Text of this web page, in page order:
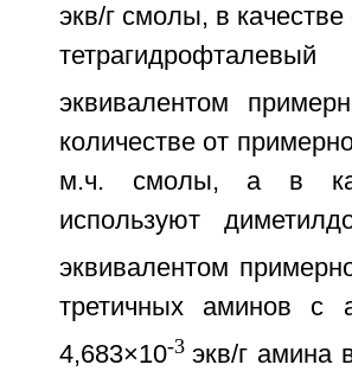
экв/г смолы, в
эквивалентом
количестве от
м.ч. смолы, а в
используют
эквивалентом
третичных аминов с
4,683×10-3экв/г амина